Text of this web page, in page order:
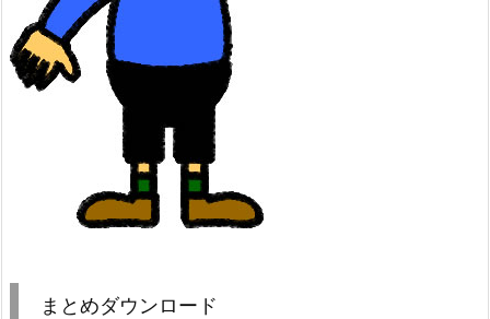
まとめダウンロード